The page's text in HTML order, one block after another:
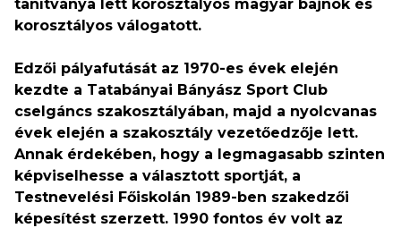
tanítványa lett korosztályos magyar bajnok és
korosztályos válogatott.
Edzői pályafutását az 1970-es évek elején
kezdte a Tatabányai Bányász Sport Club
cselgáncs szakosztályában, majd a nyolcvanas
évek elején a szakosztály vezetőedzője lett.
Annak érdekében, hogy a legmagasabb szinten
képviselhesse a választott sportját, a
Testnevelési Főiskolán 1989-ben szakedzői
képesítést szerzett. 1990 fontos év volt az